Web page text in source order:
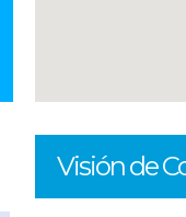
Visión de